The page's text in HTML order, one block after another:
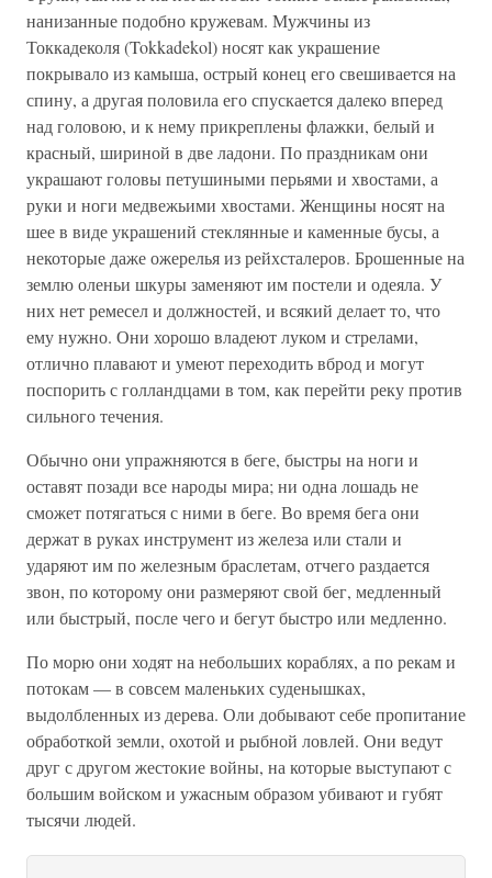
нанизанные подобно кружевам. Мужчины из
Токкадеколя (Tokkadekol) носят как украшение
покрывало из камыша, острый конец его свешивается на
спину, а другая половила его спускается далеко вперед
над головою, и к нему прикреплены флажки, белый и
красный, шириной в две ладони. По праздникам они
украшают головы петушиными перьями и хвостами, а
руки и ноги медвежьими хвостами. Женщины носят на
шее в виде украшений стеклянные и каменные бусы, а
некоторые даже ожерелья из рейхсталеров. Брошенные на
землю оленьи шкуры заменяют им постели и одеяла. У
них нет ремесел и должностей, и всякий делает то, что
ему нужно. Они хорошо владеют луком и стрелами,
отлично плавают и умеют переходить вброд и могут
поспорить с голландцами в том, как перейти реку против
сильного течения.
Обычно они упражняются в беге, быстры на ноги и
оставят позади все народы мира; ни одна лошадь не
сможет потягаться с ними в беге. Во время бега они
держат в руках инструмент из железа или стали и
ударяют им по железным браслетам, отчего раздается
звон, по которому они размеряют свой бег, медленный
или быстрый, после чего и бегут быстро или медленно.
По морю они ходят на небольших кораблях, а по рекам и
потокам — в совсем маленьких суденышках,
выдолбленных из дерева. Оли добывают себе пропитание
обработкой земли, охотой и рыбной ловлей. Они ведут
друг с другом жестокие войны, на которые выступают с
большим войском и ужасным образом убивают и губят
тысячи людей.